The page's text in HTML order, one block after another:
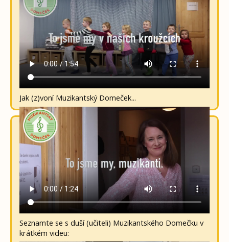
Jak (z)voní Muzikantský Domeček...
Seznamte se s duší (učiteli) Muzikantského Domečku v
krátkém videu: